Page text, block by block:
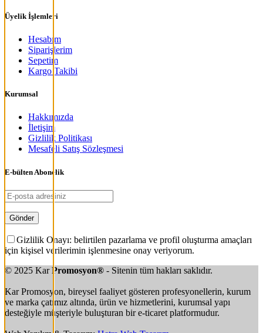
Üyelik İşlemleri
Hesabım
Siparişlerim
Sepetim
Kargo Takibi
Kurumsal
Hakkımızda
İletişim
Gizlilik Politikası
Mesafeli Satış Sözleşmesi
E-bülten Abonelik
Gizlilik Onayı: belirtilen pazarlama ve profil oluşturma amaçları
için kişisel verilerimin işlenmesine onay veriyorum.
© 2025 KarPromosyon® - Sitenin tüm hakları saklıdır.
Kar Promosyon, bireysel faaliyet gösteren profesyonellerin, kurum
ve marka çatımız altında, ürün ve hizmetlerini, kurumsal yapı
desteğiyle müşteriyle buluşturan bir e-ticaret platformudur.